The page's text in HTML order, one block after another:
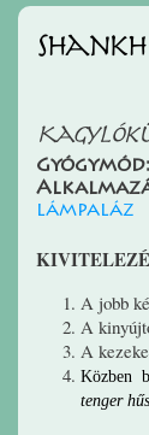
Gyógymód:
lámpaláz
A jobb
A
A
Közben
tenger